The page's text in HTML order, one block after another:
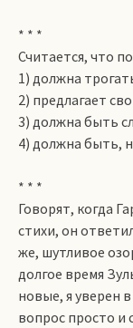
* * *
Считается, что
1) должна
2) предлагает
3) должна быть
4) должна быть,
* * *
Говорят, когда
стихи, он
же, шутливое
долгое время
новые, я уверен
вопрос просто и